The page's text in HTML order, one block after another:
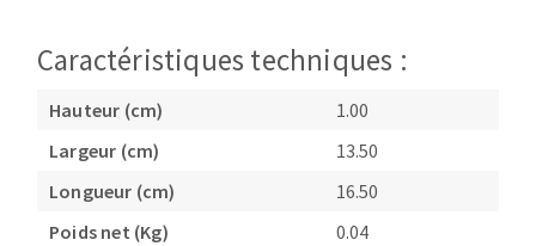
Tables
Fraise HSS
Caractéristiques techniques :
Hauteur (cm)
1.00
Largeur (cm)
13.50
Longueur (cm)
16.50
Poids net (Kg)
0.04